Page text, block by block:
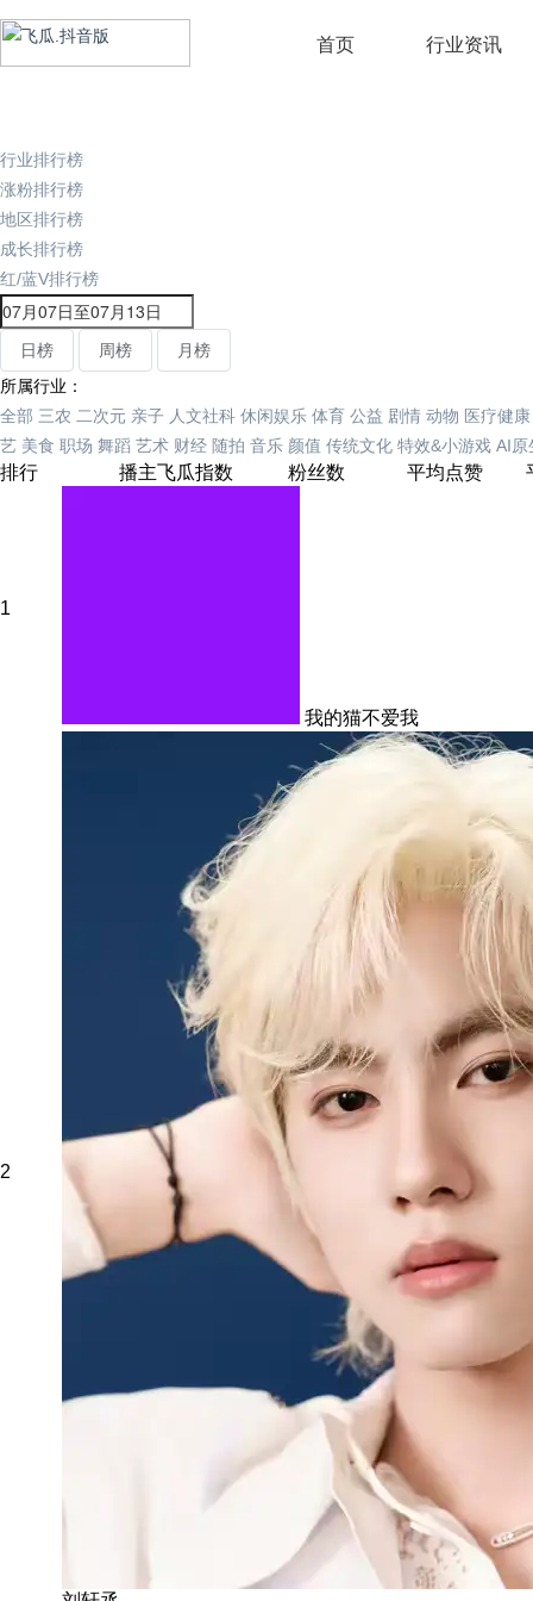
首页 行业资讯
行业排行榜
涨粉排行榜
地区排行榜
成长排行榜
红/蓝V排行榜
日榜 周榜
月榜
所属行业：
全部 三农 二次元 亲子 人文社科 休闲娱乐 体育 公益 剧情 动物 医疗健康
艺 美食 职场 舞蹈 艺术 财经 随拍 音乐 颜值 传统文化 特效&小游戏 AI原
排行 播主飞瓜指数 粉丝数 平均点赞
1
我的猫不爱我
2